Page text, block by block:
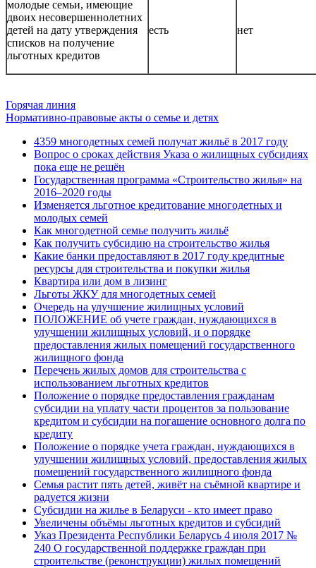
молодые семьи, имеющие
двоих несовершеннолетних
детей на дату утверждения
списков на получение
льготных кредитов
есть нет
Горячая линия
Нормативно-правовые акты о семье и детях
4359 многодетных семей получат жильё в 2017 году
Вопрос о сроках действия Указа о жилищных субсидиях
пока еще не решён
Государственная программа «Строительство жилья» на
2016–2020 годы
Изменяется льготное кредитование многодетных и
молодых семей
Как многодетной семье получить жильё
Как получить субсидию на строительство жилья
Какие банки предоставляют в 2017 году кредитные
ресурсы для строительства и покупки жилья
Квартира или дом в лизинг
Льготы ЖКУ для многодетных семей
Очередь на улучшение жилищных условий
ПОЛОЖЕНИЕ об учете граждан, нуждающихся в
улучшении жилищных условий, и о порядке
предоставления жилых помещений государственного
жилищного фонда
Перечень жилых домов для строительства с
использованием льготных кредитов
Положение о порядке предоставления гражданам
субсидии на уплату части процентов за пользование
кредитом и субсидии на погашение основного долга по
кредиту
Положение о порядке учета граждан, нуждающихся в
улучшении жилищных условий, предоставления жилых
помещений государственного жилищного фонда
Семья растит пять детей, живёт на съёмной квартире и
радуется жизни
Субсидии на жилье в Беларуси - кто имеет право
Увеличены объёмы льготных кредитов и субсидий
Указ Президента Республики Беларусь 4 июля 2017 №
240 О государственной поддержке граждан при
строительстве (реконструкции) жилых помещений